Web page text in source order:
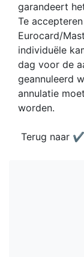
garandeert
Te
Eurocard/
individuële
dag voor de
geannuleerd
annulatie
worden.
Terug naar ✔️